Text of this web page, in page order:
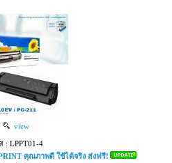
view
: LPPT01-4
คุณภาพดี ใช้ได้จริง ส่งฟรี!